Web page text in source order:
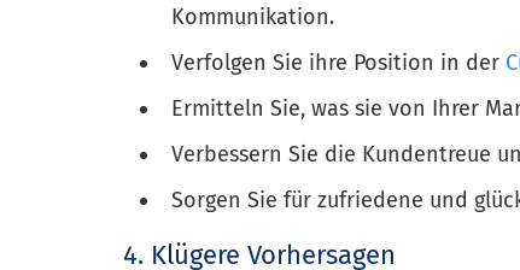
Kommunikation.
Verfolgen Sie ihre Position in der
Ermitteln Sie, was sie von Ihrer
Verbessern Sie die Kundentreue
Sorgen Sie für zufriedene und
4. Klügere Vorhersagen